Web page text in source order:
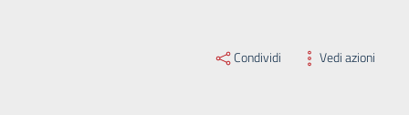
Condividi Vedi azioni